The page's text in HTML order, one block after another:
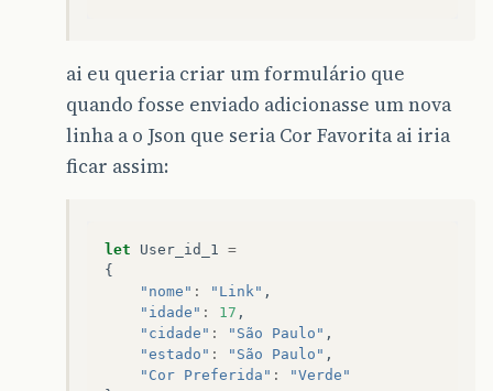
ai eu queria criar um formulário que
quando fosse enviado adicionasse um nova
linha a o Json que seria Cor Favorita ai iria
ficar assim:
let User_id_1 =
{
"nome" : "Link" ,
"idade" : 17 ,
"cidade" : "São Paulo" ,
"estado" : "São Paulo" ,
"Cor Preferida" :
"Verde"